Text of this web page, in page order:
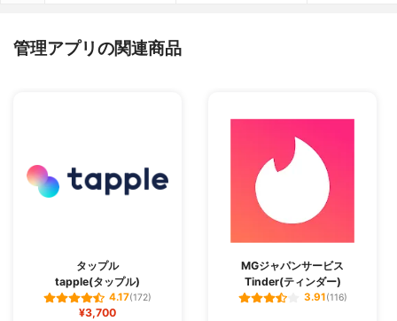
管理アプリの関連商品
タップル
tapple(タップル)
4.17(172)
¥3,700
MGジャパンサービス
Tinder(ティンダー)
3.91(116)